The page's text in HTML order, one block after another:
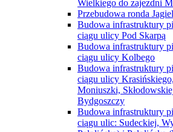
Wielkiego do zajezdni
Przebudowa ronda
Budowa infrastruktury
ciągu ulicy Pod Skarpą
Budowa infrastruktury
ciągu ulicy Kolbego
Budowa infrastruktury
ciągu ulicy
Moniuszki,
Bydgoszczy
Budowa infrastruktury
ciągu ulic: Sudeckiej,